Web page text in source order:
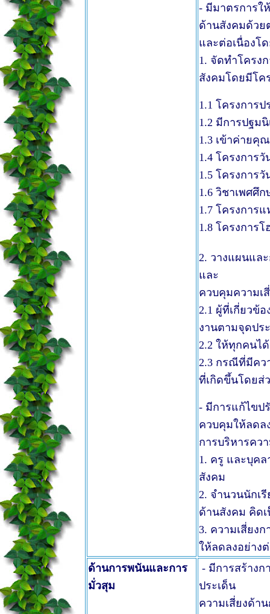
- มีมาตรการใ
ด้านสังคมด้วย
และต่อเนื่องโ
1. จัดทำโครง
สังคมโดยมีโค
1.1 โครงการ
1.2 มีการปฐม
1.3 เข้าค่ายคุ
1.4 โครงการ
1.5 โครงการ
1.6 วิชาเพศศึก
1.7 โครงการ
1.8 โครงการโ
2. วางแผนแล
และ
ควบคุมความเ
2.1 ผู้ที่เกี่ยวข้
งานตามจุดปร
2.2 ให้ทุกคนไ
2.3 กรณีที่มีคว
ที่เกิดขึ้นโดยส่
- มีการแก้ไขป
ควบคุมให้ลดล
การบริหารคว
1. ครู และบุคล
สังคม
2. จำนวนนักเ
ด้านสังคม คิดเ
3. ความเสี่ยง
ให้ลดลงอย่าง
ด้านการพนันและการ
มั่วสุม
- มีการสร้างก
ประเด็น
ความเสี่ยงด้า